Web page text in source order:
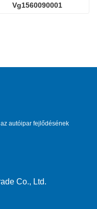
Vg1560090001
autóipar fejlődésének
Co., Ltd.